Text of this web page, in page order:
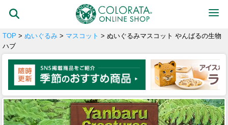
TOP > ぬいぐるみ > マスコット > ぬいぐるみマスコット やんばるの生物
ハブ